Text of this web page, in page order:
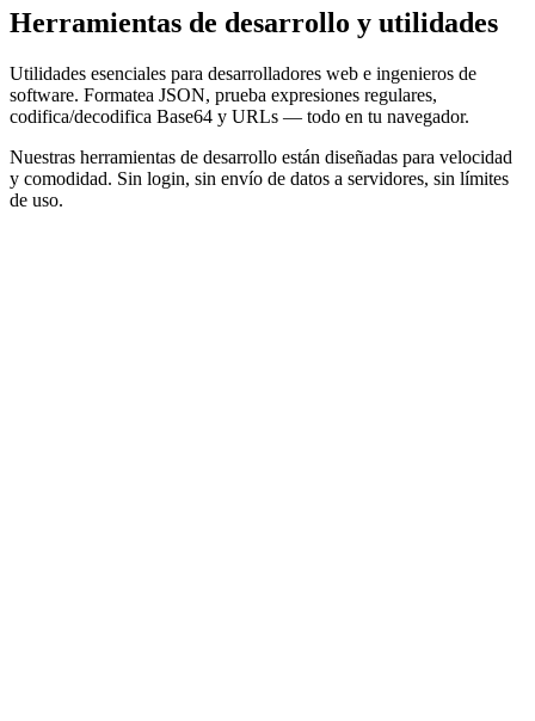
Herramientas de desarrollo y utilidades
Utilidades esenciales para desarrolladores web e ingenieros de
software. Formatea JSON, prueba expresiones regulares,
codifica/decodifica Base64 y URLs — todo en tu navegador.
Nuestras herramientas de desarrollo están diseñadas para velocidad
y comodidad. Sin login, sin envío de datos a servidores, sin límites
de uso.